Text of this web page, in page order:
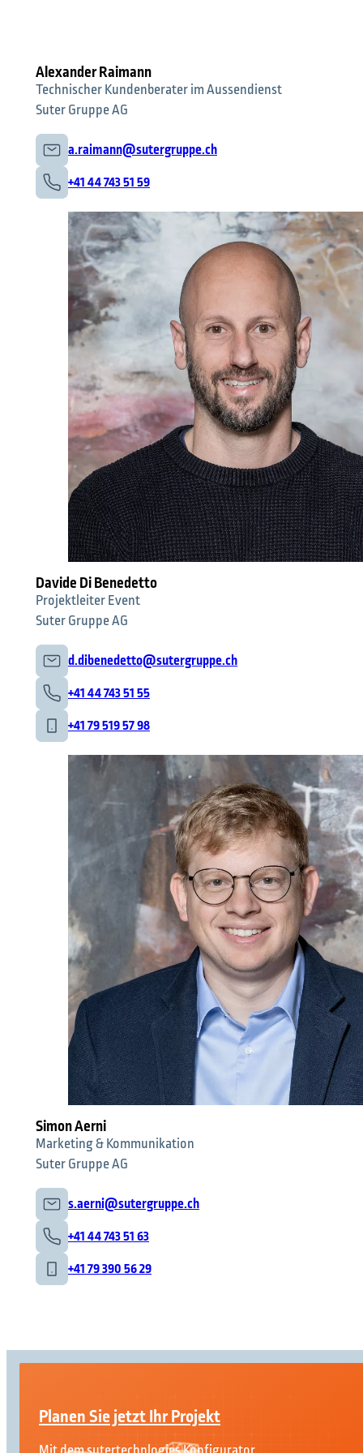
Alexander Raimann
Technischer Kundenberater im Aussendienst
Suter Gruppe AG
a.raimann@sutergruppe.ch
+41 44 743 51 59
Davide Di Benedetto
Projektleiter Event
Suter Gruppe AG
d.dibenedetto@sutergruppe.ch
+41 44 743 51 55
+41 79 519 57 98
Simon Aerni
Marketing & Kommunikation
Suter Gruppe AG
s.aerni@sutergruppe.ch
+41 44 743 51 63
+41 79 390 56 29
Planen Sie jetzt Ihr Projekt